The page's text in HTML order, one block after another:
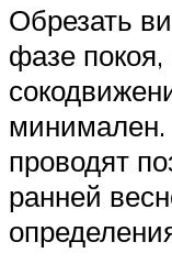
Обрезать
фазе покоя,
минимален.
проводят
ранней